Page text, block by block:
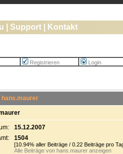
Support Kontakt
Registrieren Login
hans.maurer
15.12.2007
1504
[10.94% aller Beiträge / 0.22 Beiträge pro
Alle Beiträge von hans.maurer anzeigen